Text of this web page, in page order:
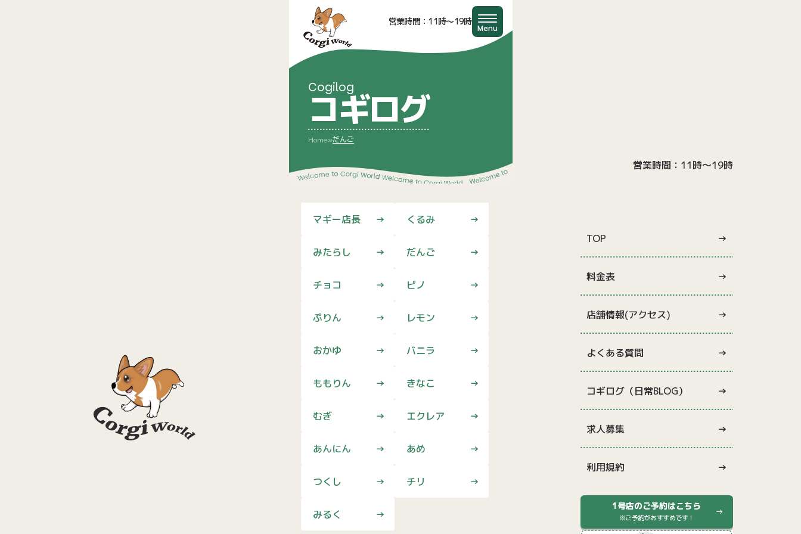
営業時間：11時〜19時
TOP
料金表
店舗情報(アクセス)
よくある質問
コギログ（日常BLOG）
求人募集
利用規約
1号店のご予約はこちら
※ご予約がおすすめです！
営業時間：11時〜19時
Menu
Cogilog
コギログ
Home»だんご
マギー店長 くるみ
みたらし だんご
チョコ ピノ
ぷりん レモン
おかゆ バニラ
ももりん きなこ
むぎ エクレア
あんにん あめ
つくし チリ
みるく